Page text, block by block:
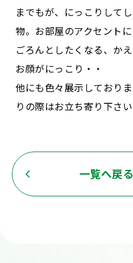
までもが、にっこりして
物。お部屋のアクセント
ごろんとしたくなる、か
お顔がにっこり・・
他にも色々展示しており
りの際はお立ち寄り下さい
一覧へ戻る